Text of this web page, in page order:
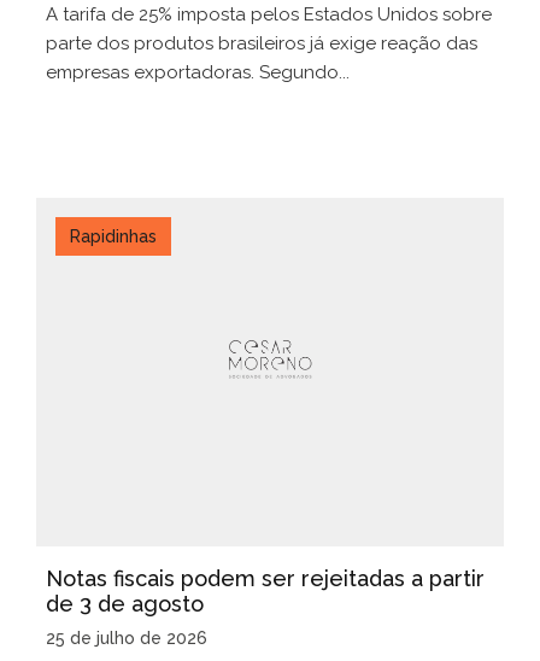
A tarifa de 25% imposta pelos Estados Unidos sobre
parte dos produtos brasileiros já exige reação das
empresas exportadoras. Segundo...
Rapidinhas
Notas fiscais podem ser rejeitadas a partir
de 3 de agosto
25 de julho de 2026